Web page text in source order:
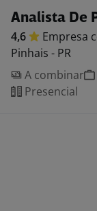
Analista De
4,6 Empresa
Pinhais - PR
A combinar
Presencial